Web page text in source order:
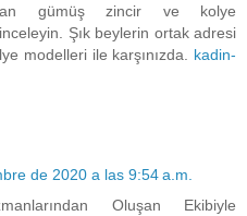
gümüş zincir ve kolye
Şık beylerin ortak adresi
modelleri ile karşınızda. kadin-
de 2020 a las 9:54 a.m.
Oluşan Ekibiyle